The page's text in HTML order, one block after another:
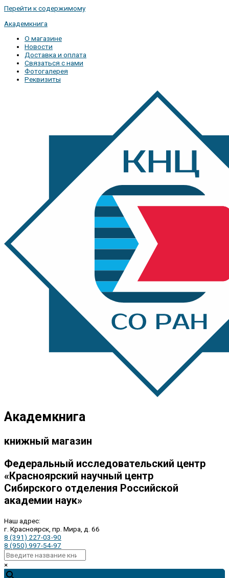
Перейти к содержимому
Академкнига
О магазине
Новости
Доставка и оплата
Связаться с нами
Фотогалерея
Реквизиты
Академкнига
книжный магазин
Федеральный исследовательский центр
«Красноярский научный центр
Сибирского отделения Российской
академии наук»
Наш адрес:
г. Красноярск, пр. Мира, д. 66
8 (391) 227-03-90
8 (950) 997-54-97
×